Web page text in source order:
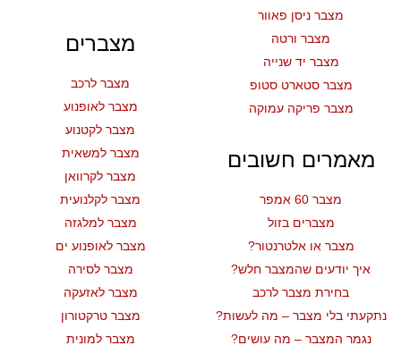
מצבר ניסן פאוור
מצבר ורטה
מצבר יד שנייה
מצבר סטארט סטופ
מצבר פריקה עמוקה
מאמרים חשובים
מצבר 60 אמפר
מצברים בזול
מצבר או אלטרנטור?
איך יודעים שהמצבר חלש?
בחירת מצבר לרכב
נתקעתי בלי מצבר – מה לעשות?
נגמר המצבר – מה עושים?
מצברים
מצבר לרכב
מצבר לאופנוע
מצבר לקטנוע
מצבר למשאית
מצבר לקרוואן
מצבר לקלנועית
מצבר למלגזה
מצבר לאופנוע ים
מצבר לסירה
מצבר לאזעקה
מצבר טרקטורון
מצבר למונית